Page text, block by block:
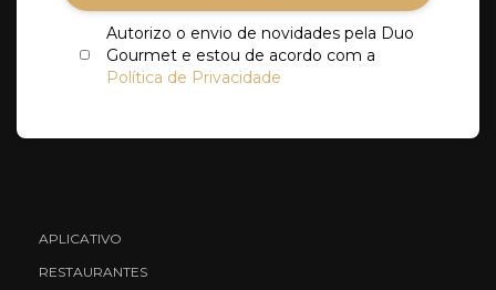
Autorizo o envio de novidades pela Duo
Gourmet e estou de acordo com a
Política de Privacidade
APLICATIVO
RESTAURANTES